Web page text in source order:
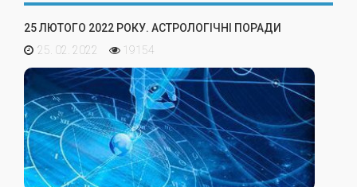
25 ЛЮТОГО 2022 РОКУ. АСТРОЛОГІЧНІ ПОРАДИ
25. 02. 2022
19154